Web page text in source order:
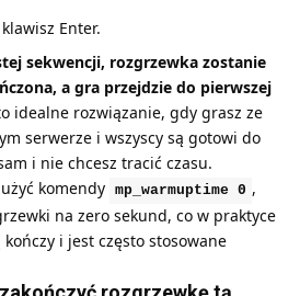
Enter.
sekwencji, rozgrzewka zostanie
a gra przejdzie do pierwszej
idealne rozwiązanie, gdy grasz ze
serwerze i wszyscy są gotowi do
i nie chcesz tracić czasu.
komendy
mp_warmuptime 0 ,
na zero sekund, co w praktyce
i jest często stosowane